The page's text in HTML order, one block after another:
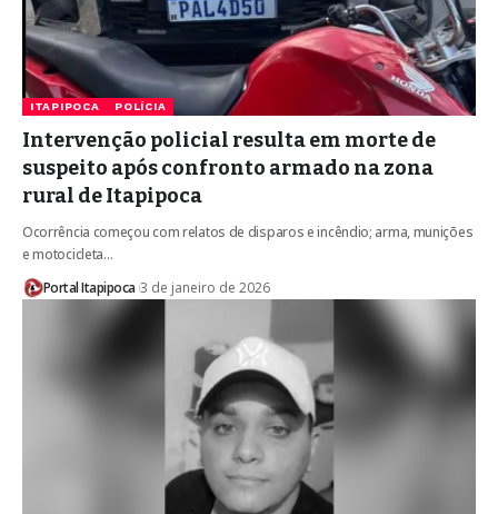
ITAPIPOCA POLÍCIA
Intervenção policial resulta em morte de
suspeito após confronto armado na zona
rural de Itapipoca
Ocorrência começou com relatos de disparos e incêndio; arma, munições
e motocicleta…
Portal Itapipoca 3 de janeiro de 2026